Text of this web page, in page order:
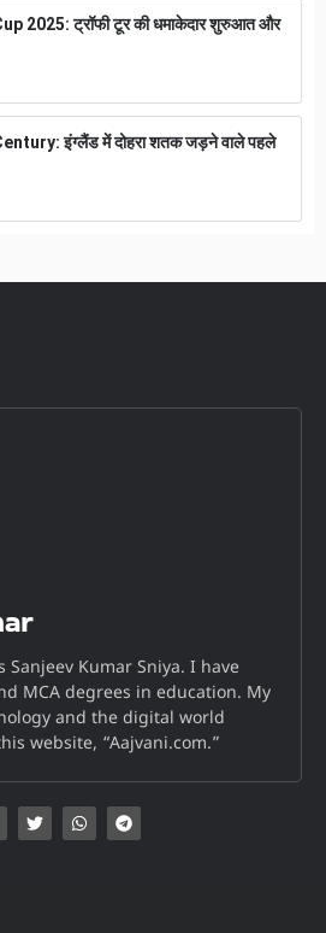
2025: ट्रॉफी टूर की धमाकेदार शुरुआत और
इंग्लैंड में दोहरा शतक जड़ने वाले पहले
Sanjeev Kumar Sniya. I have
MCA degrees in education. My
and the digital world
website, “Aajvani.com.”